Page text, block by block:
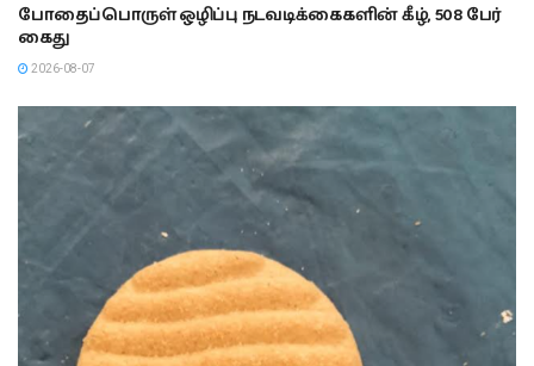
போதைப்பொருள் ஒழிப்பு நடவடிக்கைகளின் கீழ், 508 பேர்
கைது
2026-08-07